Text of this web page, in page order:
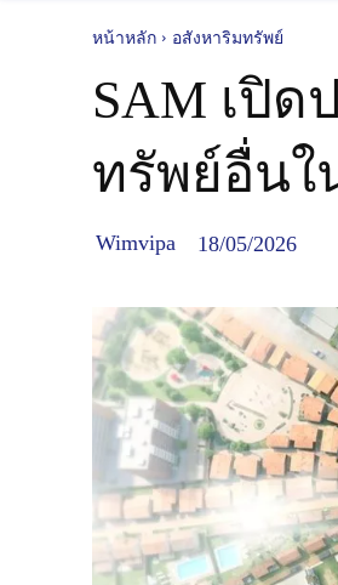
หน้าหลัก อสังหาริมทรัพย์
SAM เปิ
ทรัพย์อื่นใ
Wimvipa 18/05/2026